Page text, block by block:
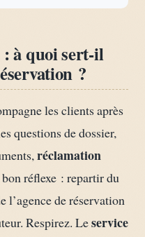
: à quoi sert-il
?
les clients après
questions de dossier,
réclamation
réflexe : repartir du
l’agence de réservation
Respirez. Leservice